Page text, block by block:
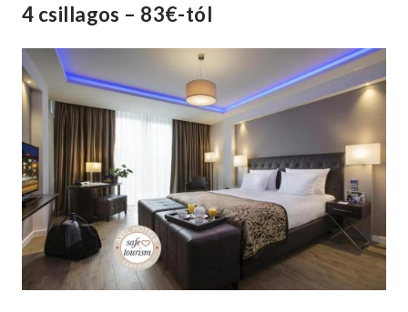
4 csillagos – 83€-tól